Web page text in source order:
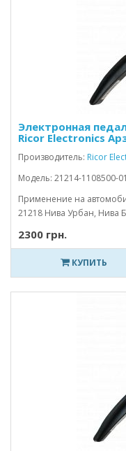
Электронная
Ricor Electronics
Производитель: Ricor
Модель: 21214-1108500-01
Применение на
21218 Нива Урбан, Нива
2300 грн.
КУПИТЬ